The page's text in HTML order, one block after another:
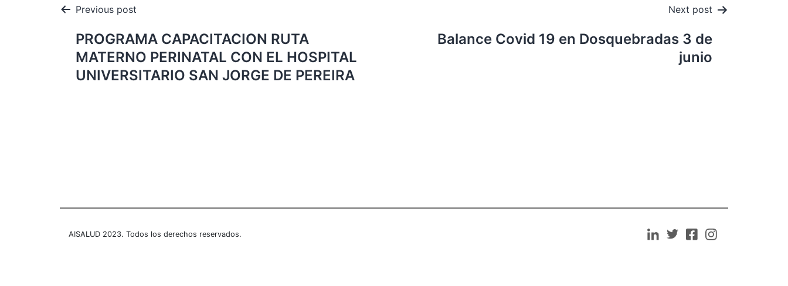
Navegación
de
entradas
Previous post
PROGRAMA CAPACITACION RUTA
MATERNO PERINATAL CON EL HOSPITAL
UNIVERSITARIO SAN JORGE DE PEREIRA
Next post
Balance Covid 19 en Dosquebradas 3 de
junio
AISALUD 2023. Todos los derechos reservados.